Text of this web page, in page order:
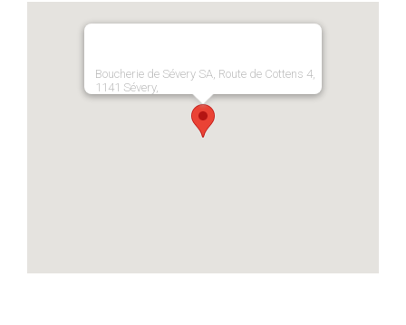
Boucherie de Sévery SA, Route de Cottens 4,
1141 Sévery,